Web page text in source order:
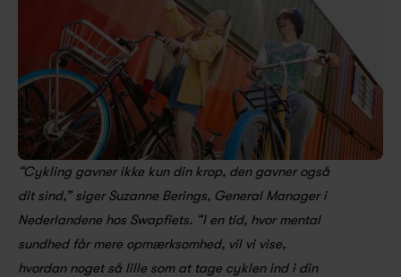
“Cykling gavner ikke kun din krop, den gavner også
dit sind,” siger Suzanne Berings, General Manager i
Nederlandene hos Swapfiets. “I en tid, hvor mental
sundhed får mere opmærksomhed, vil vi vise,
hvordan noget så lille som at tage cyklen ind i din